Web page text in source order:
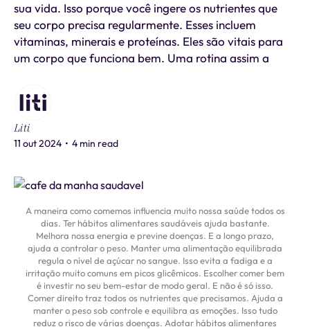
sua vida. Isso porque você ingere os nutrientes que
seu corpo precisa regularmente. Esses incluem
vitaminas, minerais e proteínas. Eles são vitais para
um corpo que funciona bem. Uma rotina assim a
Liti
11 out 2024 • 4 min read
A maneira como comemos influencia muito nossa saúde todos os
dias. Ter hábitos alimentares saudáveis ajuda bastante.
Melhora nossa energia e previne doenças. E a longo prazo,
ajuda a controlar o peso. Manter uma alimentação equilibrada
regula o nível de açúcar no sangue. Isso evita a fadiga e a
irritação muito comuns em picos glicêmicos. Escolher comer bem
é investir no seu bem-estar de modo geral. E não é só isso.
Comer direito traz todos os nutrientes que precisamos. Ajuda a
manter o peso sob controle e equilibra as emoções. Isso tudo
reduz o risco de várias doenças. Adotar hábitos alimentares